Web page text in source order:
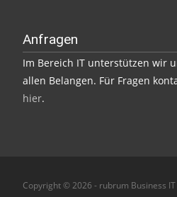
Anfragen
Im Bereich IT unterstützen wir
allen Belangen. Für Fragen
hier.
Copyright © 2026 - rubrum Business IT